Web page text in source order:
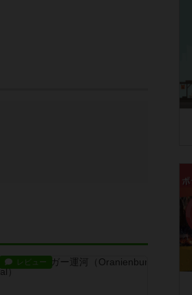
レビュー